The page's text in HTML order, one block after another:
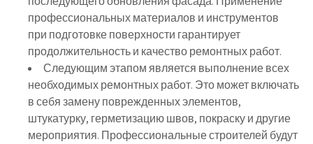
профессиональных материалов и инструментов
при подготовке поверхности гарантирует
продолжительность и качество ремонтных работ.
Следующим этапом является выполнение всех
необходимых ремонтных работ. Это может включать
в себя замену поврежденных элементов,
штукатурку, герметизацию швов, покраску и другие
мероприятия. Профессиональные строителей будут